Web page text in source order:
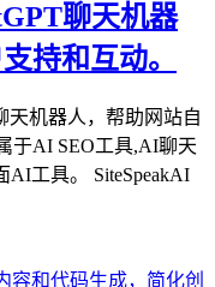
聊天机器
持和互动。
天机器人，帮助网站自
于AI SEO工具,AI聊天
工具。 SiteSpeakAI